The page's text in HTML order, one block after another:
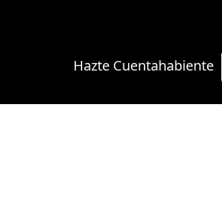
Hazte Cuentahabiente